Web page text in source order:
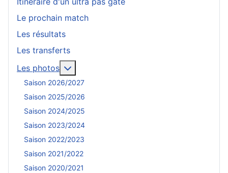
Le prochain match
Les résultats
Les transferts
Les photos
Saison 2026/2027
Saison 2025/2026
Saison 2024/2025
Saison 2023/2024
Saison 2022/2023
Saison 2021/2022
Saison 2020/2021